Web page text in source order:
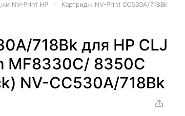
NV-Print HP
Картридж NV-Print CC530A/718Bk
718Bk для HP CLJ
MF8330C/ 8350C
NV-CC530A/718Bk